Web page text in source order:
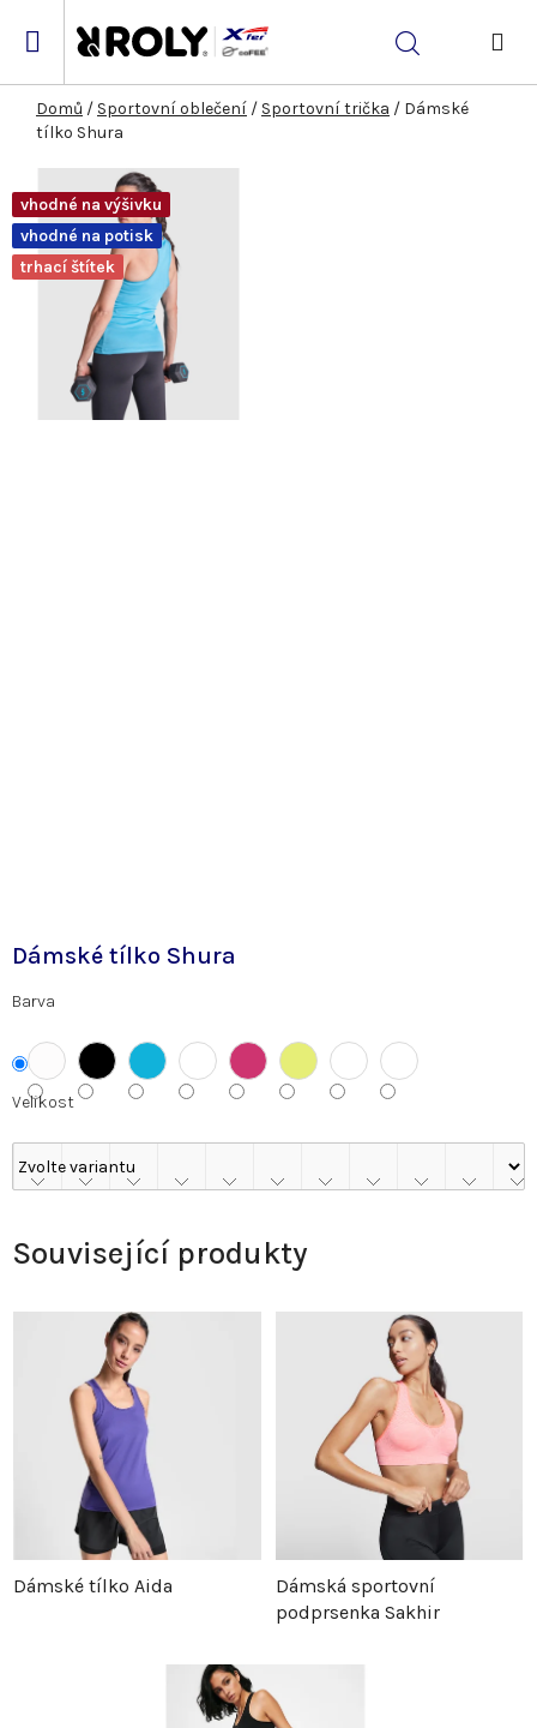
Hledat
Domů / Sportovní oblečení / Sportovní trička / Dámské
tílko Shura
Dámské tílko Shura
Barva
Velikost
vhodné na výšivku
vhodné na potisk
trhací štítek
Související produkty
Dámské tílko Aida
Dámská sportovní
podprsenka Sakhir